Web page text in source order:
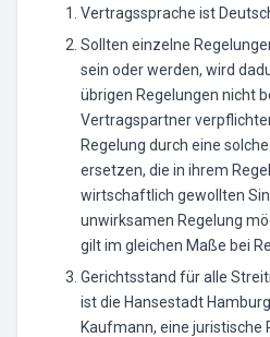
Vertragssprache ist
Sollten einzelne
sein oder werden, wird
übrigen Regelungen nicht
Vertragspartner
Regelung durch eine
ersetzen, die in ihrem
wirtschaftlich gewollten
unwirksamen Regelung
gilt im gleichen Maße bei
Gerichtsstand für alle
ist die Hansestadt
Kaufmann, eine juristische